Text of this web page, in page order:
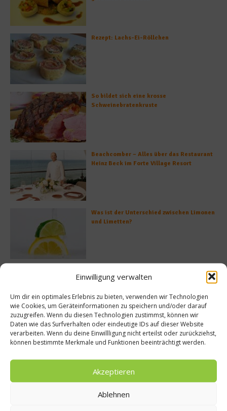
Einwilligung verwalten
Um dir ein optimales Erlebnis zu bieten, verwenden wir Technologien
wie Cookies, um Geräteinformationen zu speichern und/oder darauf
zuzugreifen. Wenn du diesen Technologien zustimmst, können wir
Daten wie das Surfverhalten oder eindeutige IDs auf dieser Website
verarbeiten. Wenn du deine Einwillligung nicht erteilst oder zurückziehst,
können bestimmte Merkmale und Funktionen beeinträchtigt werden.
Akzeptieren
Ablehnen
Rezept: Lachs-Ei-Röllchen
So bildet sich eine krosse
Schweinebratenkruste
Beachcomber – Alles über das Restaurant
Heinz Beck im Forte Village Resort
Was ist der Unterschied zwischen Limonen
und Limetten?
probiotisch?
2011
Rezepte